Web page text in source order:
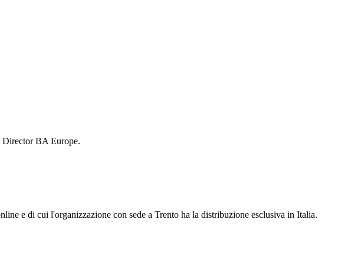
Director BA Europe.
e di cui l'organizzazione con sede a Trento ha la distribuzione esclusiva in Italia.